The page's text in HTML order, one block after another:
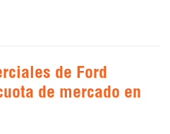
de Ford
de mercado en